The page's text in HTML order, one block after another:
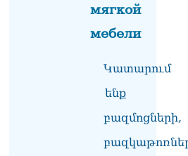
мягкой
мебели
Կատարում
ենք
բազմոցների,
են,
ՕՐ․